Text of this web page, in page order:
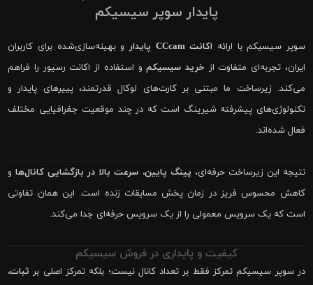
پایدار سوپر سیسیکم
سوپر سیسیکم با ارائه اکانت CCcam پایدار
و بهینه‌سازی‌شده برای کاربران
ایران، تجربه‌ای متفاوت از خرید سیسیکمو استفاده از اکانت رسیور را فراهم
می‌کند. زیرساخت ما مبتنی بر کارت‌های لوکال قدرتمند، پییرهای پایدار و
تکنولوژی‌های پیشرفته شیرینگ است که در چند موقعیت جغرافیایی مختلف
فعال شده‌اند.
نتیجه این زیرساخت حرفه‌ای، پینگ پایین، سرعت بالا در بازگشایی کانال‌هاو
کاهش محسوس فریز در زمان پخش مسابقات زنده است. این همان تفاوتی
است که یک سرویس معمولی را از یک سرویس حرفه‌ای جدا می‌کند.
کیفیت و پایداری در فروش سیسیکم
در سوپر سیسیکم تمرکز فقط بر تعداد کانال نیست؛ بلکه تمرکز اصلی بر ثبات،